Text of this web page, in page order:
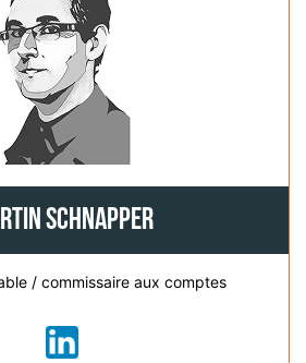
Schnapper
/ commissaire aux comptes